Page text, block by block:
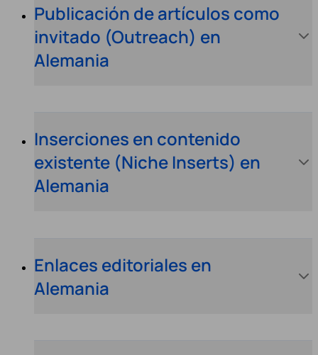
Publicación de artículos como
invitado (Outreach) en
Alemania
Inserciones en contenido
existente (Niche Inserts) en
Alemania
Enlaces editoriales en
Alemania